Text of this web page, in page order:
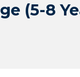
(5-8